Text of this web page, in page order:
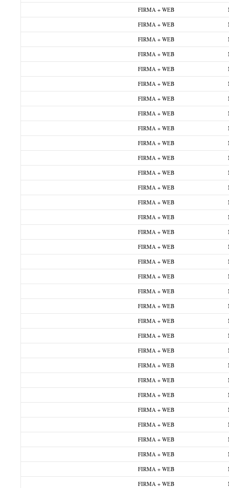
FIRMA + WEB
FIRMA + WEB
FIRMA + WEB
FIRMA + WEB
FIRMA + WEB
FIRMA + WEB
FIRMA + WEB
FIRMA + WEB
FIRMA + WEB
FIRMA + WEB
FIRMA + WEB
FIRMA + WEB
FIRMA + WEB
FIRMA + WEB
FIRMA + WEB
FIRMA + WEB
FIRMA + WEB
FIRMA + WEB
FIRMA + WEB
FIRMA + WEB
FIRMA + WEB
FIRMA + WEB
FIRMA + WEB
FIRMA + WEB
FIRMA + WEB
FIRMA + WEB
FIRMA + WEB
FIRMA + WEB
FIRMA + WEB
FIRMA + WEB
FIRMA + WEB
FIRMA + WEB
FIRMA + WEB